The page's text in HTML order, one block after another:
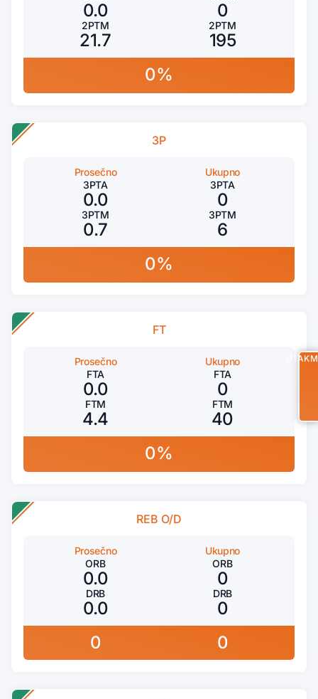
0.0
2PTM
21.7
0
2PTM
195
0%
3P
Prosečno
3PTA
0.0
3PTM
0.7
Ukupno
3PTA
0
3PTM
6
0%
FT
Prosečno
FTA
0.0
FTM
4.4
Ukupno
FTA
0
FTM
40
0%
REB O/D
Prosečno
ORB
0.0
DRB
0.0
Ukupno
ORB
0
DRB
0
0
0